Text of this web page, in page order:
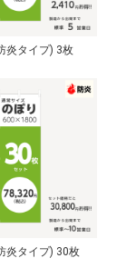
炎タイプ) 3枚
炎タイプ) 30枚